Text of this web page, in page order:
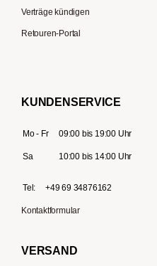
Verträge kündigen
Retouren-Portal
KUNDENSERVICE
Mo - Fr 09:00 bis 19:00 Uhr
Sa 10:00 bis 14:00 Uhr
Tel: +49 69 34876162
Kontaktformular
VERSAND